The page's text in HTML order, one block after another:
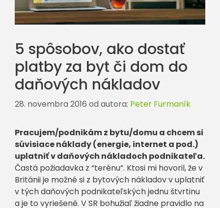
5 spôsobov, ako dostať
platby za byt či dom do
daňových nákladov
28. novembra 2016 od autora: Peter Furmaník
Pracujem/podnikám z bytu/domu a chcem si
súvisiace náklady (energie, internet a pod.)
uplatniť v daňových nákladoch podnikateľa.
Častá požiadavka z “terénu”. Ktosi mi hovoril, že v
Británii je možné si z bytových nákladov v uplatniť
v tých daňových podnikateľských jednu štvrtinu
a je to vyriešené. V SR bohužiaľ žiadne pravidlo na